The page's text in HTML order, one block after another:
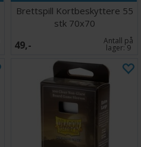
Brettspill Kortbeskyttere 55
stk 70x70
49,- Antall på
lager:9